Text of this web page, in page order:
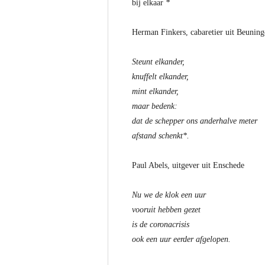
bij elkaar *
Herman Finkers, cabaretier uit
Steunt elkander,
knuffelt elkander,
mint elkander,
maar bedenk:
dat de schepper ons anderhalve meter
afstand schenkt*.
Paul Abels, uitgever uit Enschede
Nu we de klok een uur
vooruit hebben gezet
is de coronacrisis
ook een uur eerder afgelopen.